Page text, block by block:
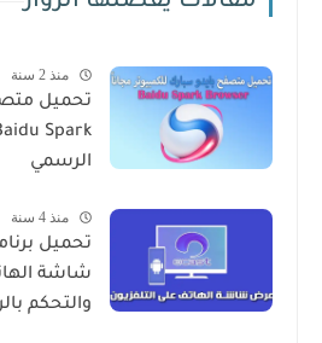
منذ 2 سنة
تحميل
الرسمي
منذ 4 سنة
شاشة
والتحكم